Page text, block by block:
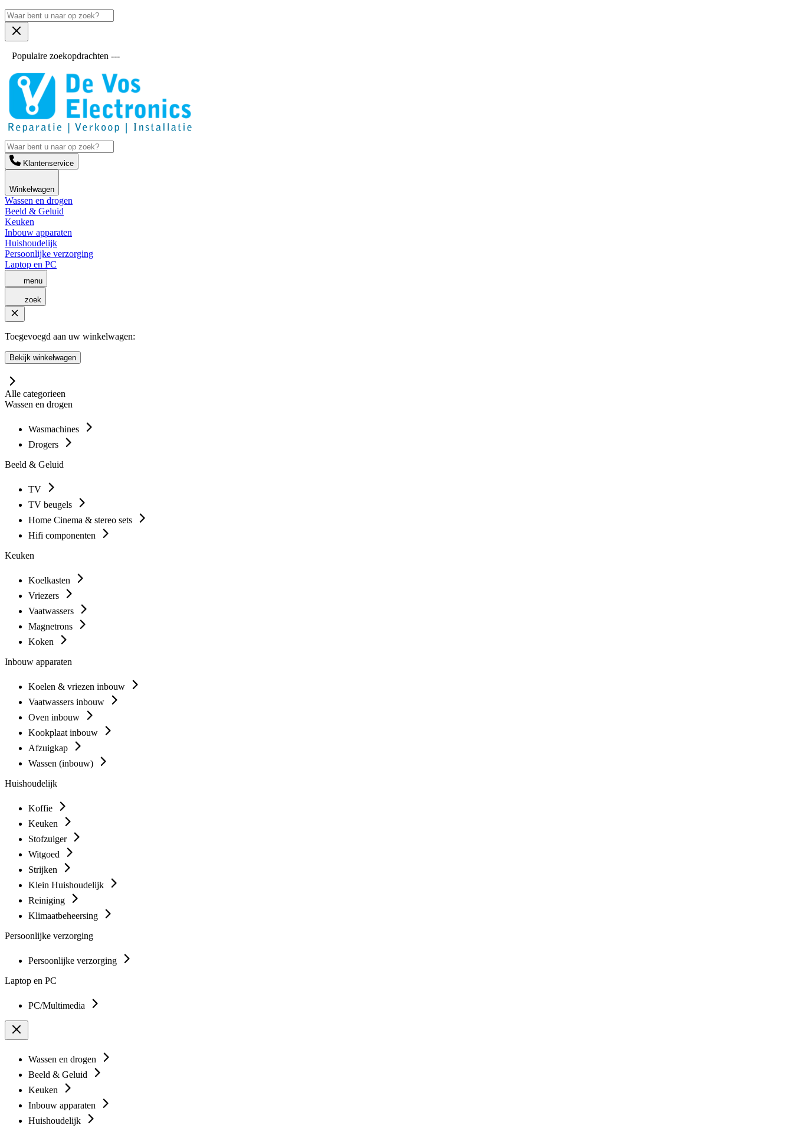
Populaire zoekopdrachten ---
Klantenservice
Winkelwagen
Wassen en drogen
Beeld & Geluid
Keuken
Inbouw apparaten
Huishoudelijk
Persoonlijke verzorging
Laptop en PC
menu
zoek
Toegevoegd aan uw winkelwagen:
Bekijk winkelwagen
Alle categorieen
Wassen en drogen
Wasmachines
Drogers
Beeld & Geluid
TV
TV beugels
Home Cinema & stereo sets
Hifi componenten
Keuken
Koelkasten
Vriezers
Vaatwassers
Magnetrons
Koken
Inbouw apparaten
Koelen & vriezen inbouw
Vaatwassers inbouw
Oven inbouw
Kookplaat inbouw
Afzuigkap
Wassen (inbouw)
Huishoudelijk
Koffie
Keuken
Stofzuiger
Witgoed
Strijken
Klein Huishoudelijk
Reiniging
Klimaatbeheersing
Persoonlijke verzorging
Persoonlijke verzorging
Laptop en PC
PC/Multimedia
Wassen en drogen
Beeld & Geluid
Keuken
Inbouw apparaten
Huishoudelijk